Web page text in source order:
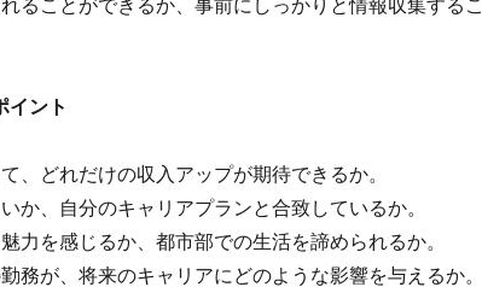
ることができるか、事前にしっかりと情報収集するこ
イント
、どれだけの収入アップが期待できるか。
か、自分のキャリアプランと合致しているか。
力を感じるか、都市部での生活を諦められるか。
務が、将来のキャリアにどのような影響を与えるか。